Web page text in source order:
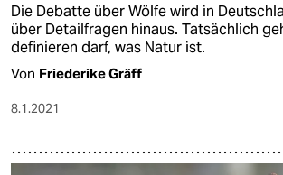
Die Debatte über Wölfe wird in
über Detailfragen hinaus. Tatsächlich
definieren darf, was Natur ist.
Von Friederike Gräff
8.1.2021